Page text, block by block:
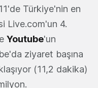
Türkiye'nin en
Live.com'un 4.
Youtube'un
ziyaret başına
(11,2 dakika)